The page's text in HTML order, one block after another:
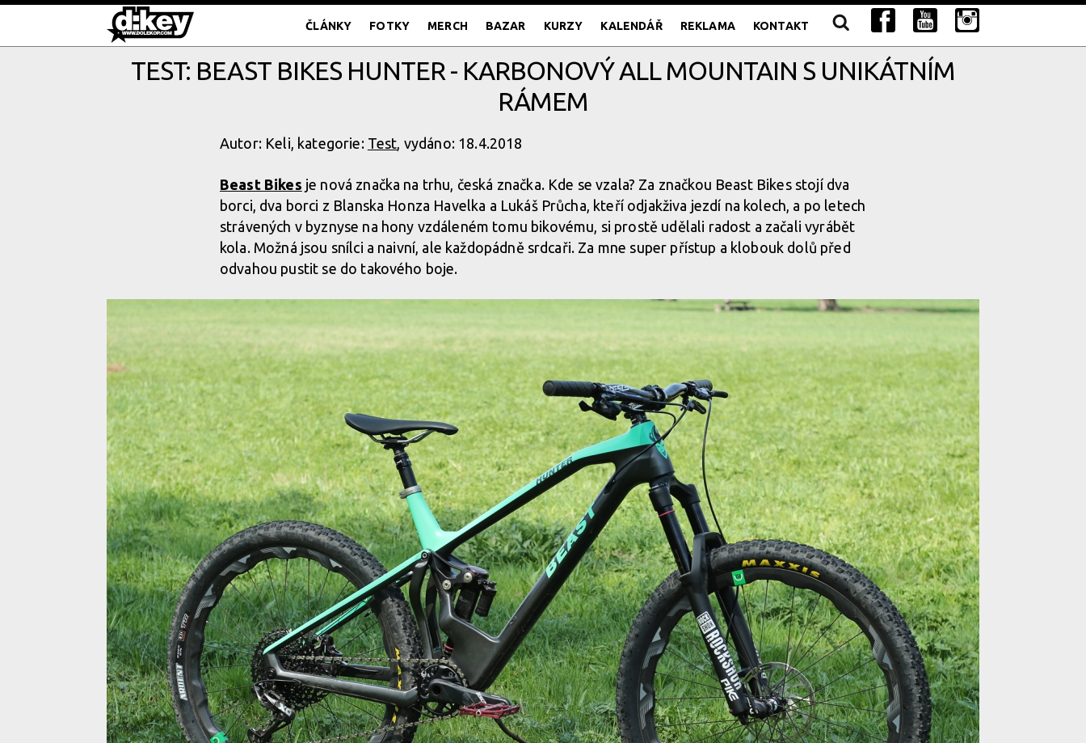
ČLÁNKY FOTKY MERCH BAZAR KURZY KALENDÁŘ REKLAMA KONTAKT
TEST: BEAST BIKES HUNTER - KARBONOVÝ ALL MOUNTAIN S UNIKÁTNÍM
RÁMEM
Autor: Keli, kategorie: Test, vydáno: 18.4.2018
Beast Bikes je nová značka na trhu, česká značka. Kde se vzala? Za značkou Beast Bikes stojí dva
borci, dva borci z Blanska Honza Havelka a Lukáš Průcha, kteří odjakživa jezdí na kolech, a po letech
strávených v byznyse na hony vzdáleném tomu bikovému, si prostě udělali radost a začali vyrábět
kola. Možná jsou snílci a naivní, ale každopádně srdcaři. Za mne super přístup a klobouk dolů před
odvahou pustit se do takového boje.